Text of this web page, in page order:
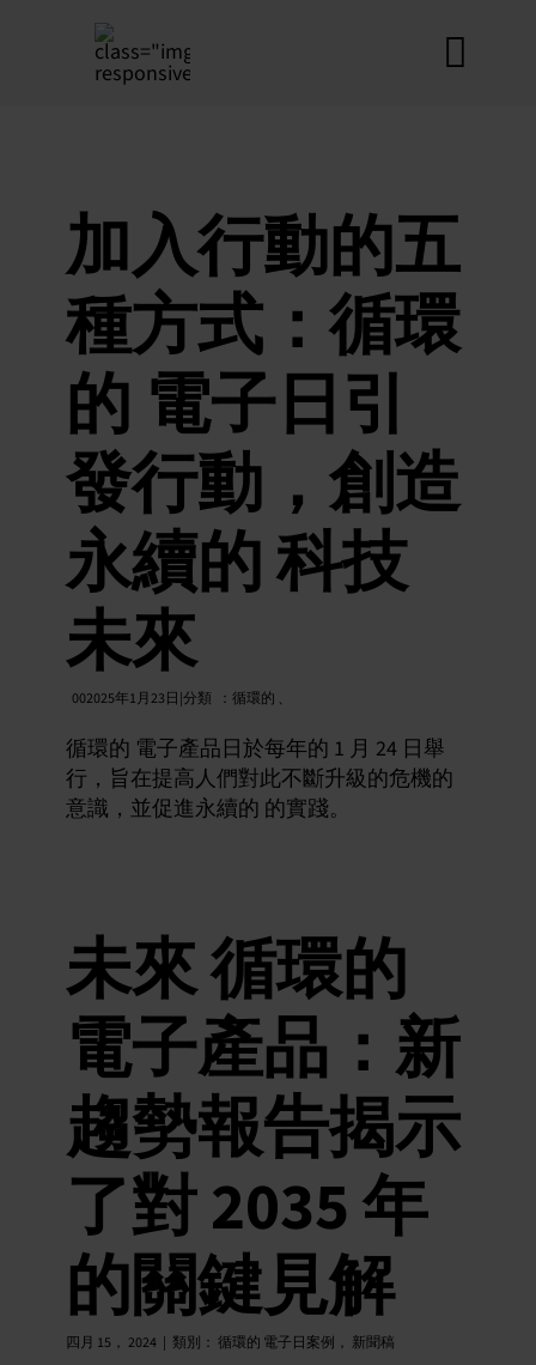
切
導
覽
加入行動的五
種方式：循環
的 電子日引
發行動，創造
永續的 科技
未來
002025年1月23日|分類 ： 循環的 、
循環的 電子產品日於每年的 1 月 24 日舉
行，旨在提高人們對此不斷升級的危機的
意識，並促進永續的 的實踐。
未來 循環的
電子產品：新
趨勢報告揭示
了對 2035 年
的關鍵見解
四月 15， 2024 | 類別： 循環的 電子日案例 ， 新聞稿